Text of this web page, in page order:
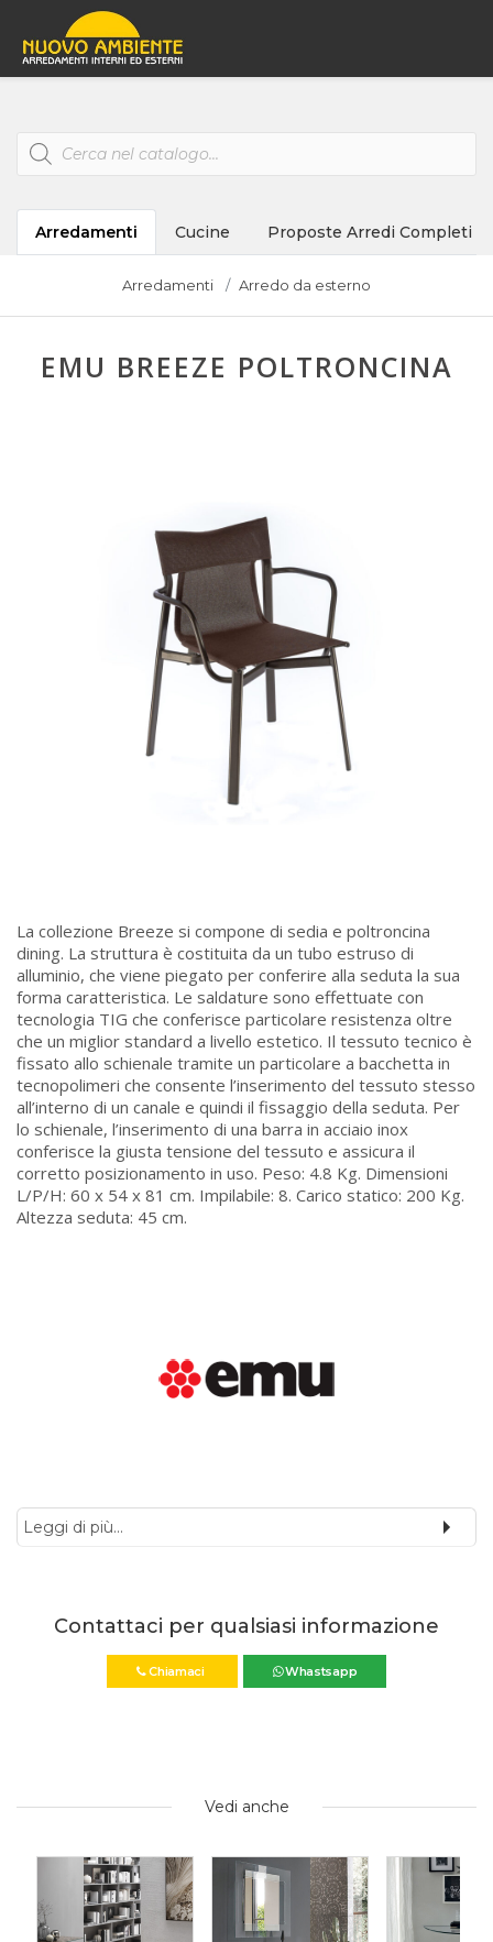
Products
search
Arredamenti Cucine Proposte Arredi Completi
Arredamenti Arredo da esterno
EMU BREEZE POLTRONCINA
La collezione Breeze si compone di sedia e poltroncina
dining. La struttura è costituita da un tubo estruso di
alluminio, che viene piegato per conferire alla seduta la sua
forma caratteristica. Le saldature sono effettuate con
tecnologia TIG che conferisce particolare resistenza oltre
che un miglior standard a livello estetico. Il tessuto tecnico è
fissato allo schienale tramite un particolare a bacchetta in
tecnopolimeri che consente l’inserimento del tessuto stesso
all’interno di un canale e quindi il fissaggio della seduta. Per
lo schienale, l’inserimento di una barra in acciaio inox
conferisce la giusta tensione del tessuto e assicura il
corretto posizionamento in uso. Peso: 4.8 Kg. Dimensioni
L/P/H: 60 x 54 x 81 cm. Impilabile: 8. Carico statico: 200 Kg.
Altezza seduta: 45 cm.
Leggi di più...
Contattaci per qualsiasi informazione
Chiamaci Whastsapp
Vedi anche